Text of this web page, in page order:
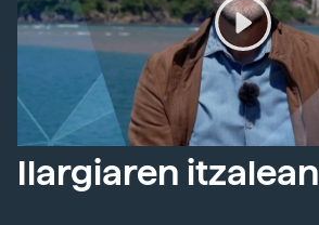
Ilargiaren itzalean